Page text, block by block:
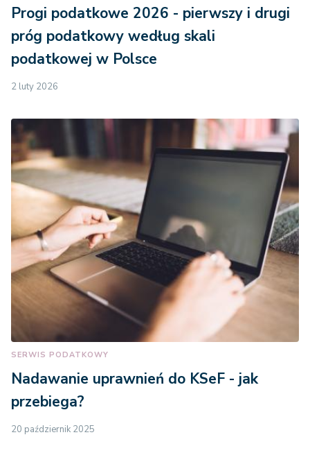
Progi podatkowe 2026 - pierwszy i drugi
próg podatkowy według skali
podatkowej w Polsce
2 luty 2026
SERWIS PODATKOWY
Nadawanie uprawnień do KSeF - jak
przebiega?
20 październik 2025